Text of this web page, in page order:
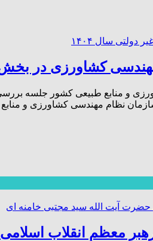
کشاورزی در بخش
و منابع طبیعی کشور جلسه
معظم انقلاب